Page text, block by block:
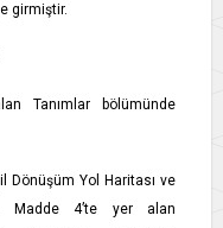
girmiştir.
Tanımlar bölümünde
Dönüşüm Yol Haritası ve
Madde 4’te yer alan